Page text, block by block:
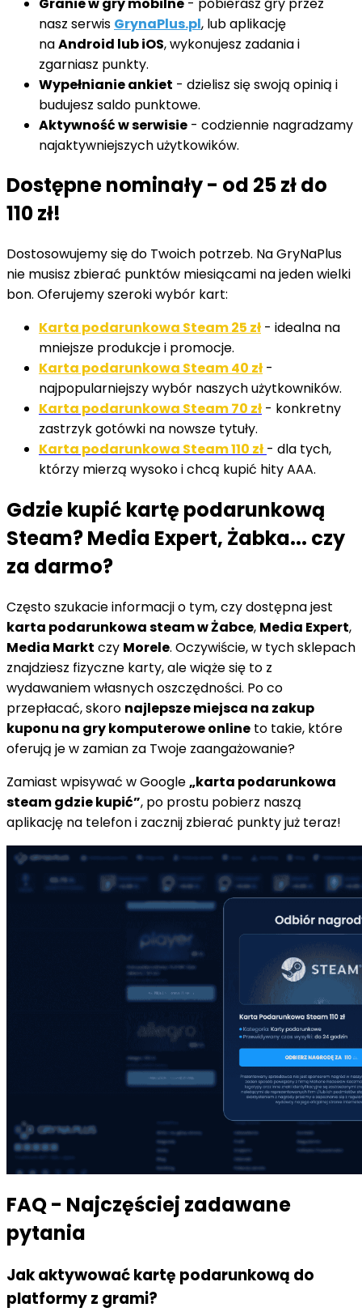
nasz serwis GrynaPlus.pl, lub aplikację
naAndroid lub iOS, wykonujesz zadania i
zgarniasz punkty.
Wypełnianie ankiet - dzielisz się swoją opinią i
budujesz saldo punktowe.
Aktywność w serwisie - codziennie nagradzamy
najaktywniejszych użytkowików.
Dostępne nominały - od 25 zł do
110 zł!
Dostosowujemy się do Twoich potrzeb. Na GryNaPlus
nie musisz zbierać punktów miesiącami na jeden wielki
bon. Oferujemy szeroki wybór kart:
Karta podarunkowa Steam 25 zł - idealna na
mniejsze produkcje i promocje.
Karta podarunkowa Steam 40 zł -
najpopularniejszy wybór naszych użytkowników.
Karta podarunkowa Steam 70 zł - konkretny
zastrzyk gotówki na nowsze tytuły.
Karta podarunkowa Steam 110 zł - dla tych,
którzy mierzą wysoko i chcą kupić hity AAA.
Gdzie kupić kartę podarunkową
Steam? Media Expert, Żabka... czy
za darmo?
Często szukacie informacji o tym, czy dostępna jest
karta podarunkowa steam w Żabce, Media Expert,
Media Markt czy Morele. Oczywiście, w tych sklepach
znajdziesz fizyczne karty, ale wiąże się to z
wydawaniem własnych oszczędności. Po co
przepłacać, skoro najlepsze miejsca na zakup
kuponu na gry komputerowe online to takie, które
oferują je w zamian za Twoje zaangażowanie?
Zamiast wpisywać w Google„karta podarunkowa
steam gdzie kupić”, po prostu pobierz naszą
aplikację na telefon i zacznij zbierać punkty już teraz!
FAQ - Najczęściej zadawane
pytania
Jak aktywować kartę podarunkową do
platformy z grami?